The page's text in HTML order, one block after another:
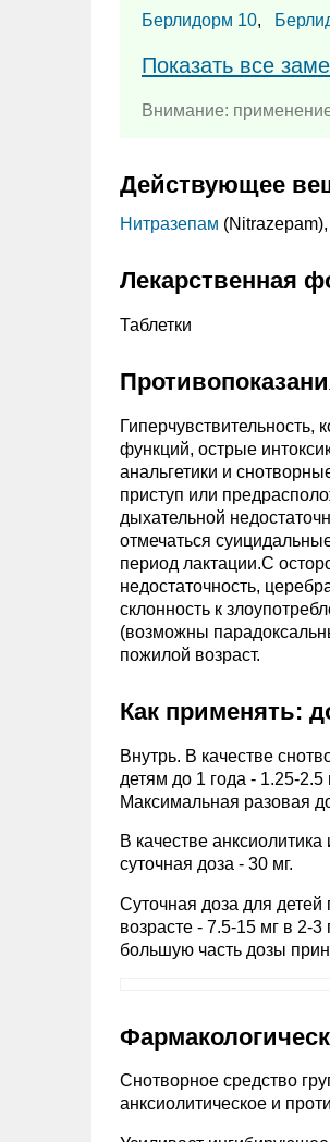
Берлидорм 10,
Показать все
Внимание:
Действующее
Нитразепам (Nitrazepam),
Лекарственная
Таблетки
функций, острые
анальгетики и
приступ или
дыхательной
отмечаться
период лактации.C
недостаточность,
склонность к
(возможны
пожилой возраст.
Как применять:
Внутрь. В качестве
детям до 1 года - 1.25-
Максимальная разовая
В качестве
суточная доза - 30 мг.
Суточная доза для детей
возрасте - 7.5-15 мг в 2-
большую часть дозы
Снотворное средство
анксиолитическое и